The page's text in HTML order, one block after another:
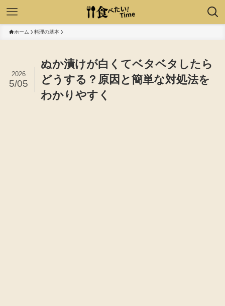
ホーム 料理の基本
ぬか漬けが白くてベタベタしたら
どうする？原因と簡単な対処法を
わかりやすく
2026
5/05